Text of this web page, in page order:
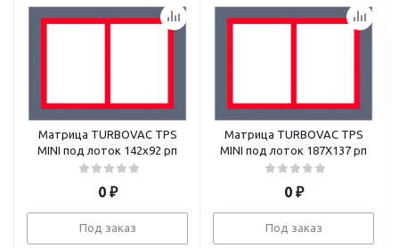
Матрица TURBOVAC TPS
MINI под лоток 142х92 рп
0₽
Под заказ
Матрица TURBOVAC TPS
MINI под лоток 187X137 рп
0₽
Под заказ